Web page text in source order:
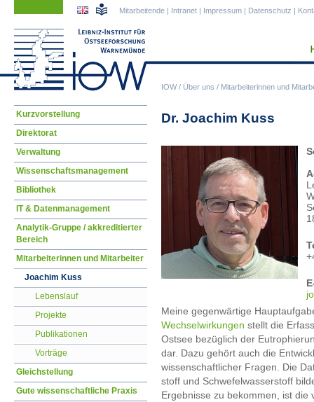
IOW/ Über uns / Mitarbeiterinnen und
Mitarbeitende | Intranet | Impressum | Datenschutz |
Dr. Joachim Kuss
Meine gegenwärtige
Wechselwirkungen stellt die
Ostsee bezüglich der
dar. Dazu gehört auch die
wissenschaftlicher Fragen. Die
stoff und Schwefelwasserstoff
Ergebnisse zu bekommen, ist
Navigation
Kurzvorstellung
Direktorat
Verwaltung
Wissenschaftsmanagement
Bibliothek
IT & Datenmanagement
Analytik-Gruppe / akkreditierter
Bereich
Mitarbeiterinnen und Mitarbeiter
Joachim Kuss
Lebenslauf
Projekte
Publikationen
Vorträge
Gleichstellung
Gute wissenschaftliche Praxis